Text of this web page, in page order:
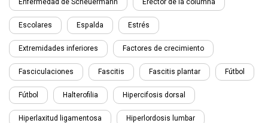
Enfermedad de Scheuermann Erector de la columna
Escolares Espalda Estrés
Extremidades inferiores Factores de crecimiento
Fasciculaciones Fascitis Fascitis plantar Fútbol
Fútbol Halterofilia Hipercifosis dorsal
Hiperlaxitud ligamentosa Hiperlordosis lumbar